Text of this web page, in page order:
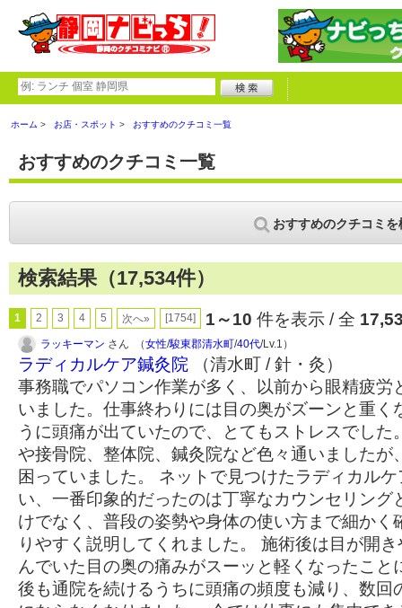
ホーム お店・スポット おすすめのクチコミ一覧
おすすめのクチコミ一覧
おすすめのクチコミを
検索結果（17,534件）
1 2 3 4 5 次へ» [1754] 1～10 件を表示 / 全
ラッキーマン さん （女性/駿東郡清水町/40代/Lv.1）
ラディカルケア鍼灸院 （清水町 / 針・灸）
事務職でパソコン作業が多く、以前から眼精疲労
いました。仕事終わりには目の奥がズーンと重く
うに頭痛が出ていたので、とてもストレスでした
や接骨院、整体院、鍼灸院など色々通いましたが
困っていました。 ネットで見つけたラディカル
い、一番印象的だったのは丁寧なカウンセリング
けでなく、普段の姿勢や身体の使い方まで細かく
りやすく説明してくれました。 施術後は目が開
んでいた目の奥の痛みがスーッと軽くなったこと
後も通院を続けるうちに頭痛の頻度も減り、数回